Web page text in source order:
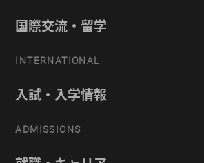
国際交流・留学
INTERNATIONAL
入試・入学情報
ADMISSIONS